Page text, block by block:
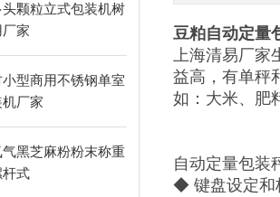
颗粒立式包装机树
家
型商用不锈钢单室
厂家
黑芝麻粉粉末称重
式
豆粕自动定量
上海清易厂家
益高，有单秤
如：大米、肥
自动定量包装
◆ 键盘设定和